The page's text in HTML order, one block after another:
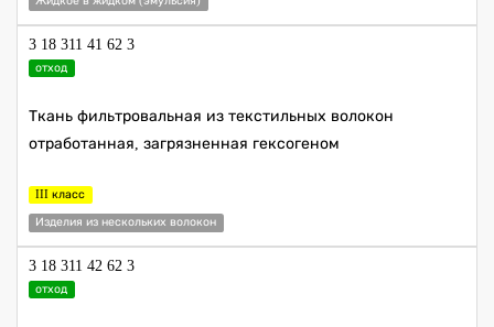
3 18 311 41 62 3
отход
Ткань фильтровальная из текстильных волокон
отработанная, загрязненная гексогеном
III класс
Изделия из нескольких волокон
3 18 311 42 62 3
отход